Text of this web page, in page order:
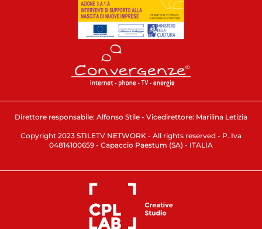
Direttore responsabile: Alfonso Stile - Vicedirettore: Marilina Letizia
Copyright 2023 STILETV NETWORK - All rights reserved - P. Iva
04814100659 - Capaccio Paestum (SA) - ITALIA